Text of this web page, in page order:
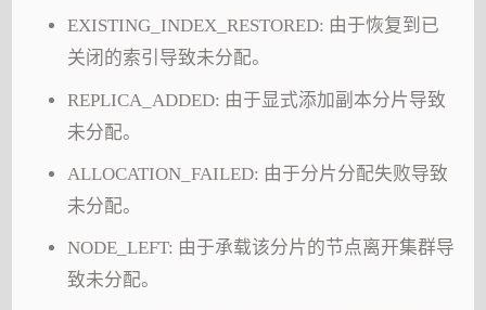
EXISTING_INDEX_RESTORED: 由于恢复到已
关闭的索引导致未分配。
REPLICA_ADDED: 由于显式添加副本分片导致
未分配。
ALLOCATION_FAILED: 由于分片分配失败导致
未分配。
NODE_LEFT: 由于承载该分片的节点离开集群导
致未分配。